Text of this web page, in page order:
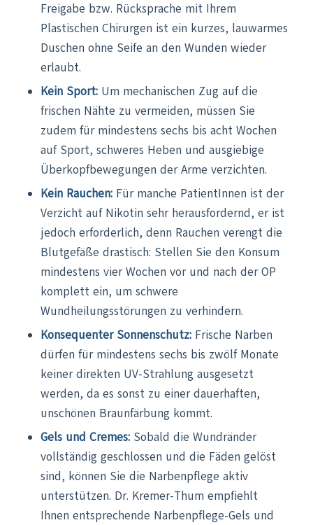
Freigabe bzw. Rücksprache mit Ihrem
Plastischen Chirurgen ist ein kurzes, lauwarmes
Duschen ohne Seife an den Wunden wieder
erlaubt.
Kein Sport:Um mechanischen Zug auf die
frischen Nähte zu vermeiden, müssen Sie
zudem für mindestens sechs bis acht Wochen
auf Sport, schweres Heben und ausgiebige
Überkopfbewegungen der Arme verzichten.
Kein Rauchen:Für manche PatientInnen ist der
Verzicht auf Nikotin sehr herausfordernd, er ist
jedoch erforderlich, denn Rauchen verengt die
Blutgefäße drastisch: Stellen Sie den Konsum
mindestens vier Wochen vor und nach der OP
komplett ein, um schwere
Wundheilungsstörungen zu verhindern.
Konsequenter Sonnenschutz:Frische Narben
dürfen für mindestens sechs bis zwölf Monate
keiner direkten UV-Strahlung ausgesetzt
werden, da es sonst zu einer dauerhaften,
unschönen Braunfärbung kommt.
Gels und Cremes:Sobald die Wundränder
vollständig geschlossen und die Fäden gelöst
sind, können Sie die Narbenpflege aktiv
unterstützen. Dr. Kremer-Thum empfiehlt
Ihnen entsprechende Narbenpflege-Gels und